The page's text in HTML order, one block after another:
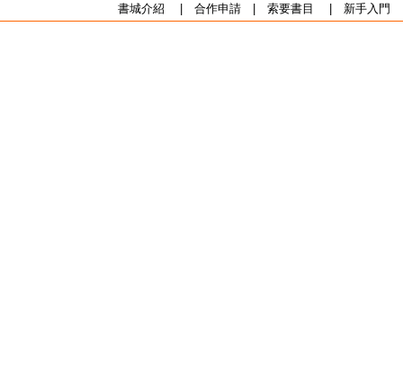
書城介紹 合作申請| 索要書目 新手入門